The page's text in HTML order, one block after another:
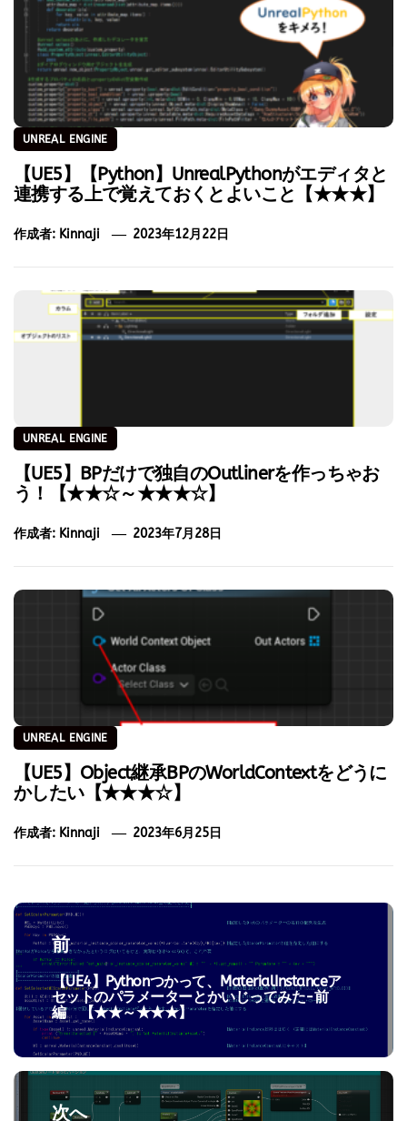
UNREAL ENGINE
【UE5】【Python】UnrealPythonがエディタと
連携する上で覚えておくとよいこと【★★★】
作成者: Kinnaji 2023年12月22日
UNREAL ENGINE
【UE5】BPだけで独自のOutlinerを作っちゃお
う！【★★☆～★★★☆】
作成者: Kinnaji 2023年7月28日
UNREAL ENGINE
【UE5】Object継承BPのWorldContextをどうに
かしたい【★★★☆】
作成者: Kinnaji 2023年6月25日
投
稿
ナ
ビ
ゲ
ー
シ
ョ
前
過
去
の
投
稿:
【UE4】Pythonつかって、MaterialInstanceア
セットのパラメーターとかいじってみた-前
編 【★★～★★★】
次へ